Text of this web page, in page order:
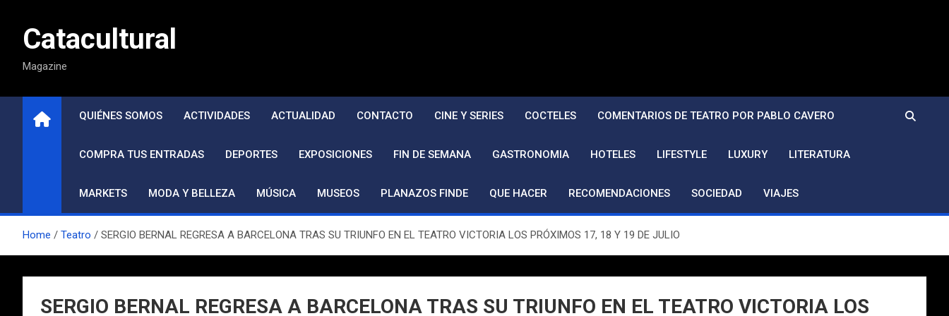
contenidoCatacultural
Magazine
QUIÉNES SOMOS ACTIVIDADES ACTUALIDAD CONTACTO CINE Y SERIES COCTELES COMENTARIOS DE TEATRO POR PABLO CAVERO
COMPRA TUS ENTRADAS DEPORTES EXPOSICIONES FIN DE SEMANA GASTRONOMIA HOTELES LIFESTYLE LUXURY LITERATURA
MARKETS MODA Y BELLEZA MÚSICA MUSEOS PLANAZOS FINDE QUE HACER RECOMENDACIONES SOCIEDAD VIAJES
Home Teatro SERGIO BERNAL REGRESA A BARCELONA TRAS SU TRIUNFO EN EL TEATRO VICTORIA LOS PRÓXIMOS 17, 18 Y 19 DE JULIO
SERGIO BERNAL REGRESA A BARCELONA TRAS SU TRIUNFO EN EL TEATRO VICTORIA LOS